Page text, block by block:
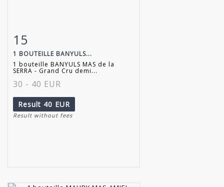
Item detail
15
1 BOUTEILLE BANYULS...
1 bouteille BANYULS MAS de la
SERRA - Grand Cru demi...
30 - 40 EUR
Result 40 EUR
Result without fees